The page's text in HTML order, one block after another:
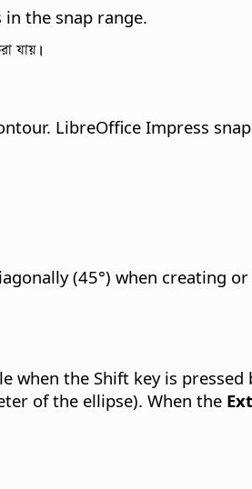
the snap range.
যায়।
LibreOffice Impress
(45°) when creating
the Shift key is
of the ellipse). When the